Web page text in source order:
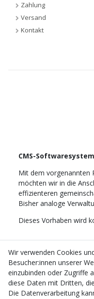
Zahlung
Versand
Kontakt
CMS-
Mit dem vorgenannten
möchten wir in die
effizienteren
Bisher analoge
Dieses Vorhaben wird
Wir verwenden Cookies
Besucher:innen unserer
einzubinden oder Zugriffe
diese Daten mit Dritten,
Die Datenverarbeitung